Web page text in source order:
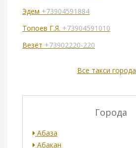
Эдем +73904591884
Топоев Г.Я. +73904591010
Везёт +73902220-220
Все такси города
Города
Абаза
Абакан